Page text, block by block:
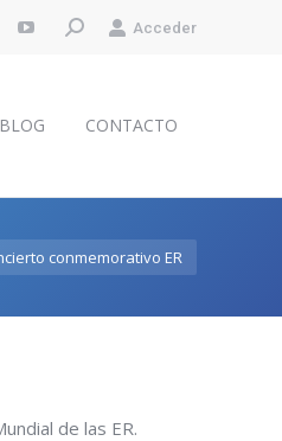
in
YouTube
in
window
Buscar: Acceder
BLOG CONTACTO
conmemorativo ER
de las ER.